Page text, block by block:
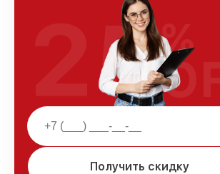
Получить скидку
25%